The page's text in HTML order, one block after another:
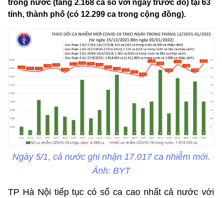
trong nước (tăng 2.168 ca so với ngày trước đó) tại 63
tỉnh, thành phố (có 12.299 ca trong cộng đồng).
Ngày 5/1, cả nước ghi nhận 17.017 ca nhiễm mới.
Ảnh: BYT
TP Hà Nội tiếp tục có số ca cao nhất cả nước với